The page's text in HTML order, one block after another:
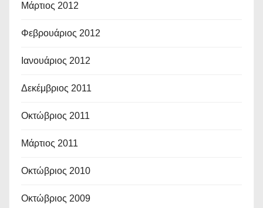
Μάρτιος 2012
Φεβρουάριος 2012
Ιανουάριος 2012
Δεκέμβριος 2011
Οκτώβριος 2011
Μάρτιος 2011
Οκτώβριος 2010
Οκτώβριος 2009